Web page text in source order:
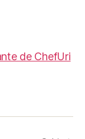
de ChefUri